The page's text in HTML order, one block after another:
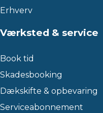
Erhverv
Værksted & service
Book tid
Skadesbooking
Dækskifte & opbevaring
Serviceabonnement